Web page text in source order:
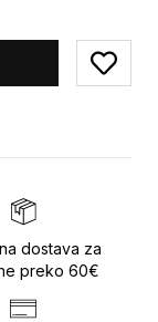
Add
dostava za
preko 60€